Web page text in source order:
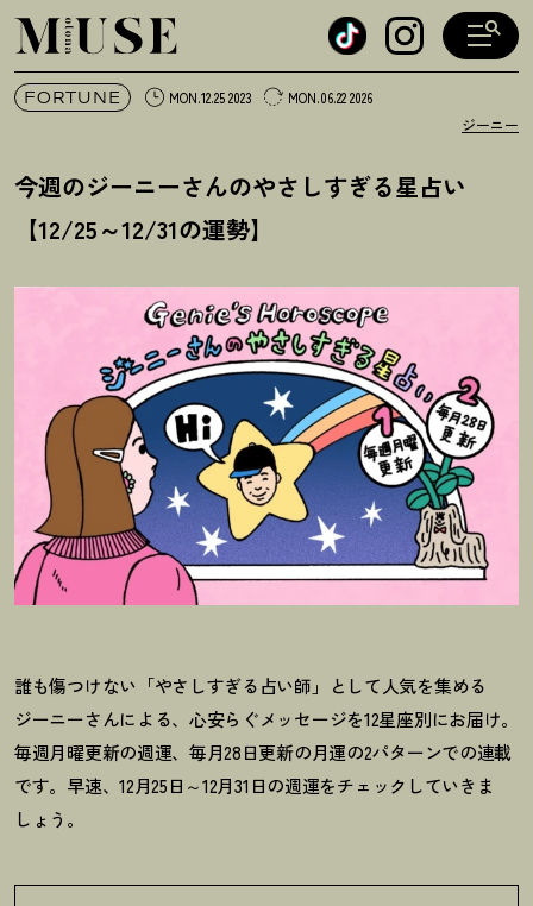
オトナミューズ ウェブ
FORTUNE MON.12.25 2023 MON.06.22 2026
ジーニー
今週のジーニーさんのやさしすぎる星占い
【12/25～12/31の運勢】
誰も傷つけない「やさしすぎる占い師」として人気を集める
ジーニーさんによる、心安らぐメッセージを12星座別にお届け。
毎週月曜更新の週運、毎月28日更新の月運の2パターンでの連載
です。早速、12月25日～12月31日の週運をチェックしていきま
しょう。